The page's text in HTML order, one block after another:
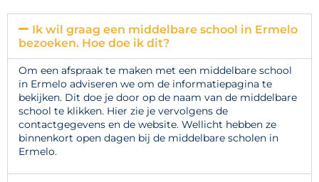
Ik wil graag een middelbare school in Ermelo
bezoeken. Hoe doe ik dit?
Om een afspraak te maken met een middelbare school
in Ermelo adviseren we om de informatiepagina te
bekijken. Dit doe je door op de naam van de middelbare
school te klikken. Hier zie je vervolgens de
contactgegevens en de website. Wellicht hebben ze
binnenkort open dagen bij de middelbare scholen in
Ermelo.